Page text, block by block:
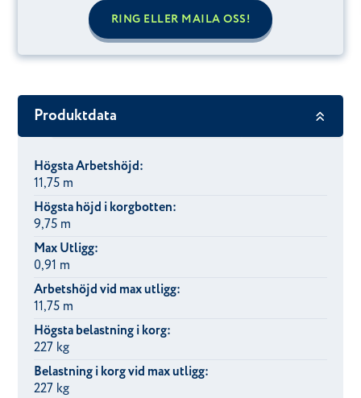
RING ELLER MAILA OSS!
Produktdata
Högsta Arbetshöjd:
11,75 m
Högsta höjd i korgbotten:
9,75 m
Max Utligg:
0,91 m
Arbetshöjd vid max utligg:
11,75 m
Högsta belastning i korg:
227 kg
Belastning i korg vid max utligg:
227 kg